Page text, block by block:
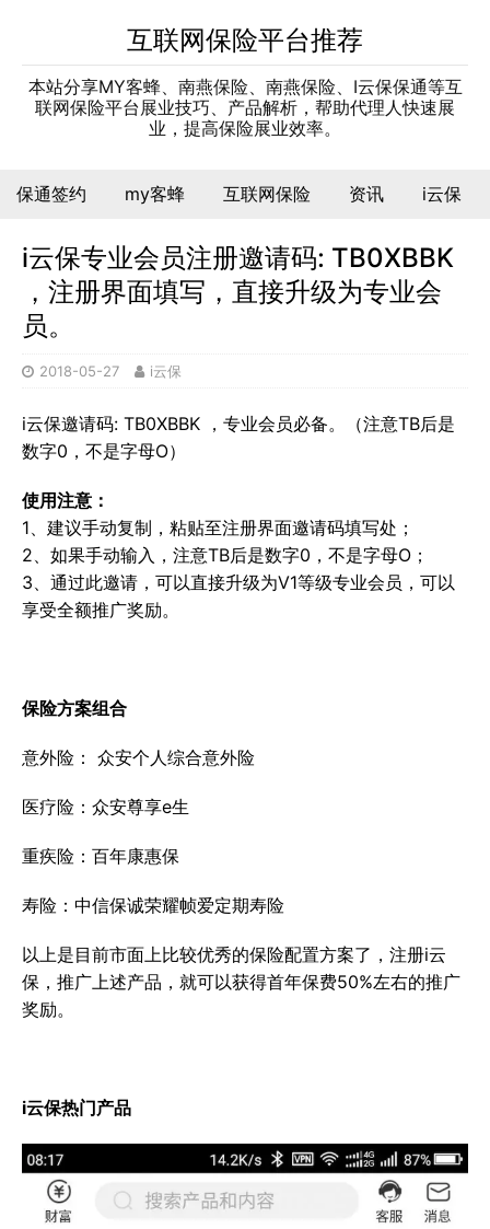
互联网保险平台推荐
本站分享MY客蜂、南燕保险、南燕保险、I云保保通等互
联网保险平台展业技巧、产品解析，帮助代理人快速展
业，提高保险展业效率。
保通签约 my客蜂 互联网保险 资讯 i云保
i云保专业会员注册邀请码: TB0XBBK
，注册界面填写，直接升级为专业会
员。
2018-05-27 i云保
i云保邀请码: TB0XBBK ，专业会员必备。（注意TB后是
数字0，不是字母O）
使用注意：
1、建议手动复制，粘贴至注册界面邀请码填写处；
2、如果手动输入，注意TB后是数字0，不是字母O；
3、通过此邀请，可以直接升级为V1等级专业会员，可以
享受全额推广奖励。
保险方案组合
意外险： 众安个人综合意外险
医疗险：众安尊享e生
重疾险：百年康惠保
寿险：中信保诚荣耀帧爱定期寿险
以上是目前市面上比较优秀的保险配置方案了，注册i云
保，推广上述产品，就可以获得首年保费50%左右的推广
奖励。
i云保热门产品